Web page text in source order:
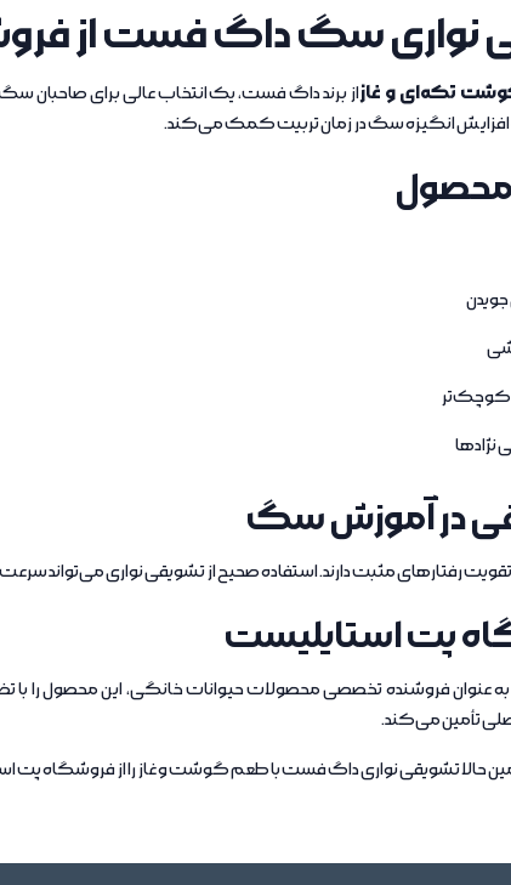
نواری سگ داگ فست از
تکه‌ای و غازاز برند داگ فست، یک انتخاب عالی برای
انگیزه سگ در زمان تربیت کمک می‌کند.
کوچک‌تر
در آموزش سگ
رفتارهای مثبت دارند. استفاده صحیح از تشویقی نواری می‌تواند سرعت
پت استایلیست
عنوان فروشنده تخصصی محصولات حیوانات خانگی، این محصول را
تأمین می‌کند.
حالا تشویقی نواری داگ فست با طعم گوشت و غاز را از فروشگاه